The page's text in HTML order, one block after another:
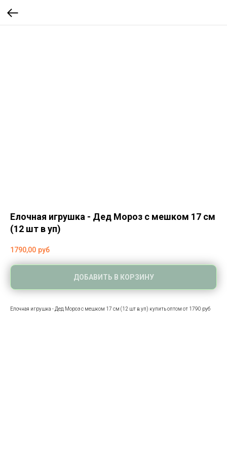
Елочная игрушка - Дед Мороз с мешком 17 см
(12 шт в уп)
1790,00 руб
ДОБАВИТЬ В КОРЗИНУ
Елочная игрушка - Дед Мороз с мешком 17 см (12 шт в уп) купить оптом от 1790 руб